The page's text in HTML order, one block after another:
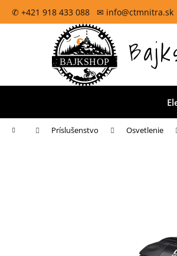
obsah
✆ +421 918 433 088 ✉ info@ctmnitra.sk
Oficiálna špecializovaná
Domov Príslušenstvo Osvetlenie
o
obchodu